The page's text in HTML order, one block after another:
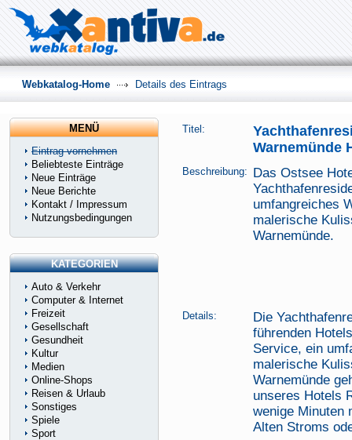
Titel:
Warnemünde
Beschreibung: Das Ostsee
umfangreiches
malerische
Warnemünde.
Details:
Die
führenden
Service, ein
malerische
Warnemünde
unseres Hotels
wenige Minuten
Alten Stroms
Webkatalog-Home Details des Eintrags
MENÜ
Eintrag vornehmen
Beliebteste Einträge
Neue Einträge
Neue Berichte
Kontakt / Impressum
Nutzungsbedingungen
KATEGORIEN
Auto & Verkehr
Computer & Internet
Freizeit
Gesellschaft
Gesundheit
Kultur
Medien
Online-Shops
Reisen & Urlaub
Sonstiges
Spiele
Sport